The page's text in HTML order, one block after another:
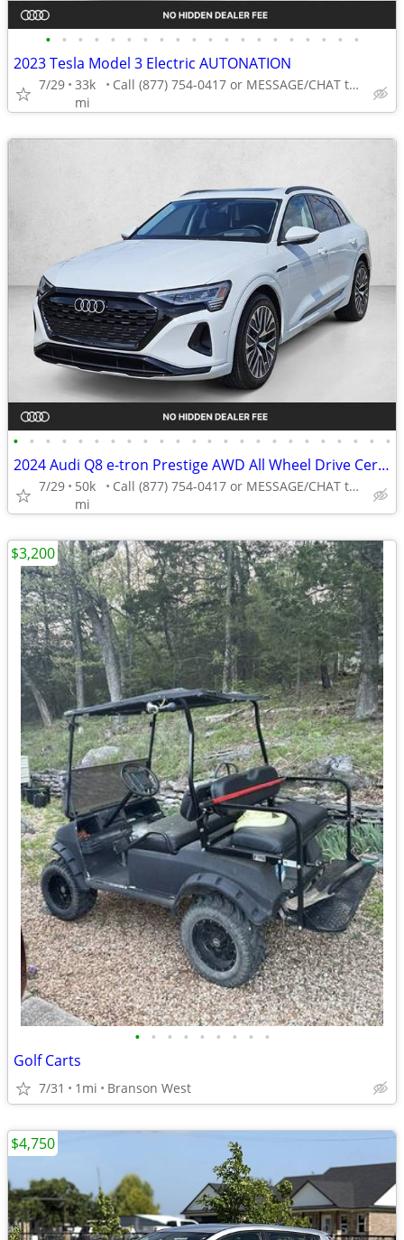
• • • • • • • • • • • • • • • • • • • •
2023 Tesla Model 3 Electric AUTONATION
7/29 33k
mi
Call (877) 754-0417 or MESSAGE/CHAT to confirm availability
• • • • • • • • • • • • • • • • • • • • • • • •
2024 Audi Q8 e-tron Prestige AWD All Wheel Drive Certified SUV Electric AUTONATI
7/29
50k
mi
Call (877) 754-0417 or MESSAGE/CHAT to confirm availability
• • • • • • • • •
Golf Carts
7/31 1mi Branson West
$3,200
$4,750